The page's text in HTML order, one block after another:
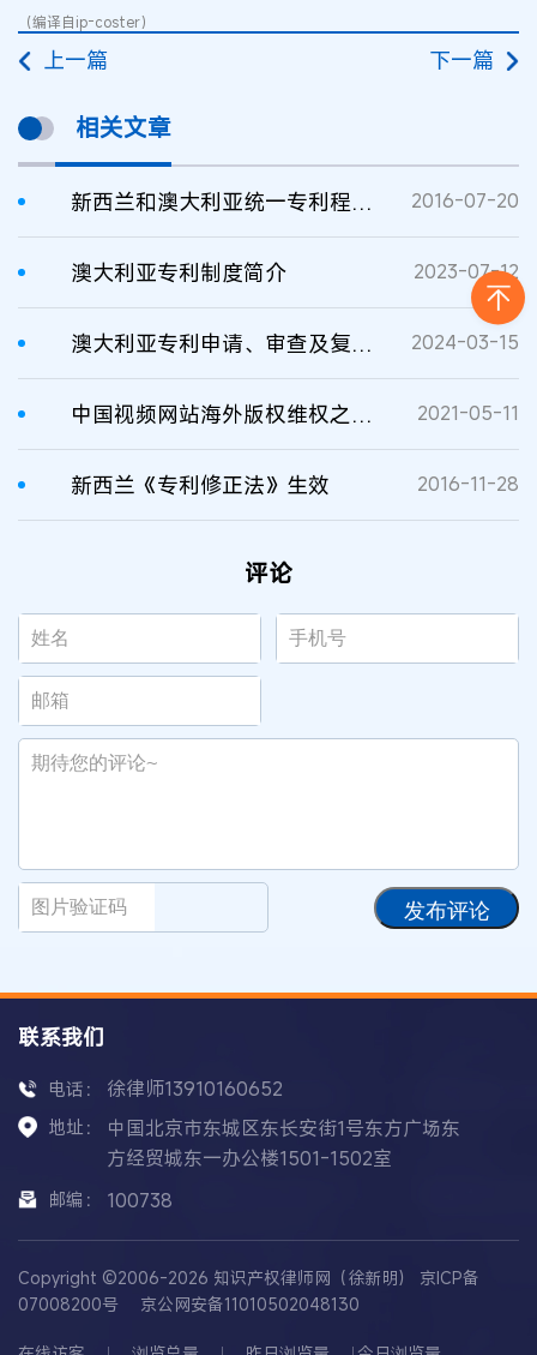
（编译自ip-coster）
上一篇 下一篇
相关文章
新西兰和澳大利亚统一专利程序计划停止 2016-07-20
澳大利亚专利制度简介 2023-07-12
澳大利亚专利申请、审查及复审程序 2024-03-15
中国视频网站海外版权维权之路 ——澳大利亚、新西兰篇 2021-05-11
新西兰《专利修正法》生效 2016-11-28
评论
发布评论
联系我们
电话： 徐律师13910160652
地址：
中国北京市东城区东长安街1号东方广场东
方经贸城东一办公楼1501-1502室
邮编： 100738
Copyright ©2006-2026 知识产权律师网（徐新明） 京ICP备
07008200号
京公网安备11010502048130